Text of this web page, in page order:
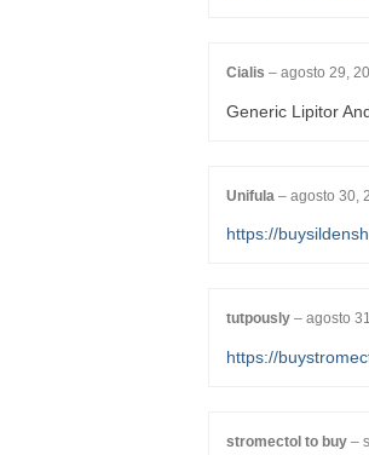
Cialis – agosto 29,
Generic Lipitor
Unifula – agosto 30,
https://
tutpously – agosto
https://
stromectol to buy –